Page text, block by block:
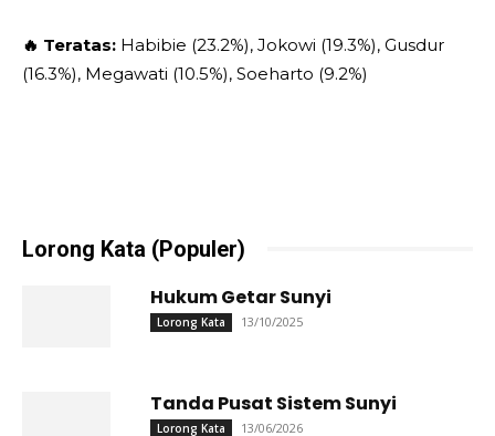
🔥 Teratas: Habibie (23.2%), Jokowi (19.3%), Gusdur
(16.3%), Megawati (10.5%), Soeharto (9.2%)
Lorong Kata (Populer)
Hukum Getar Sunyi
Lorong Kata 13/10/2025
Tanda Pusat Sistem Sunyi
Lorong Kata 13/06/2026